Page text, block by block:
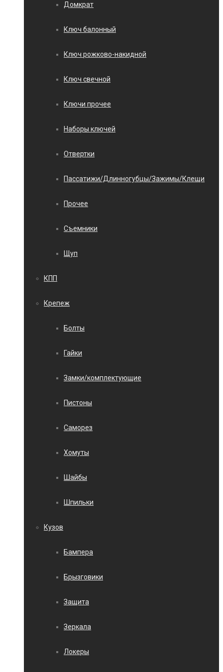
Домкрат
Ключ балонный
Ключ рожково-накидной
Ключ свечной
Ключи прочее
Наборы ключей
Отвертки
Пассатижи/Длинногубцы/Зажимы/Клещи
Прочее
Съемники
Щуп
КПП
Крепеж
Болты
Гайки
Замки/комплектующие
Пистоны
Саморез
Хомуты
Шайбы
Шпильки
Кузов
Бампера
Брызговики
Защита
Зеркала
Локеры